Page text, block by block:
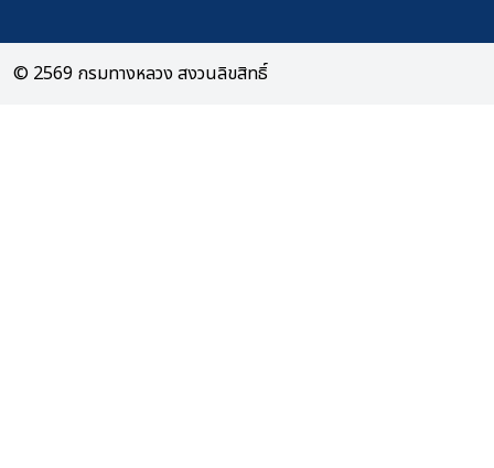
© 2569 กรมทางหลวง สงวนลิขสิทธิ์